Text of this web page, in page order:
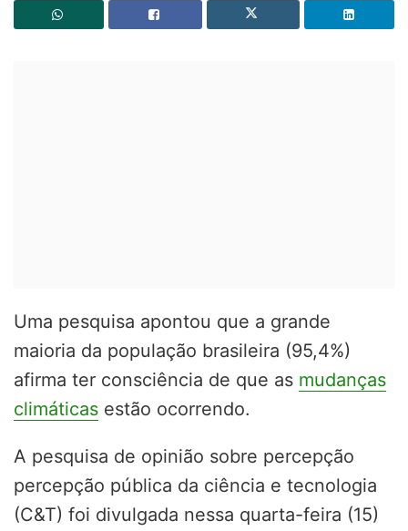
Uma pesquisa apontou que a grande
maioria da população brasileira (95,4%)
afirma ter consciência de que as mudanças
climáticas estão ocorrendo.
A pesquisa de opinião sobre percepção
percepção pública da ciência e tecnologia
(C&T) foi divulgada nessa quarta-feira (15)